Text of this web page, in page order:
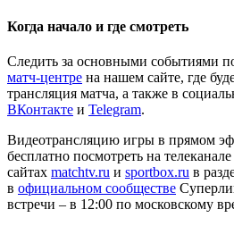
Когда начало и где смотреть
Следить за основными событиями
матч-центре на нашем сайте, где
трансляция матча, а также в
ВКонтакте и Telegram.
Видеотрансляцию игры в прямом
бесплатно посмотреть на
сайтах matchtv.ru и sportbox.ru в
в официальном сообществе
встречи – в 12:00 по московскому